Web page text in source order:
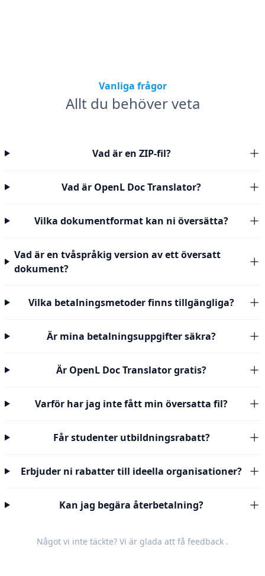
Vanliga frågor
Allt du behöver veta
Vad är en ZIP-fil?
Vad är OpenL Doc Translator?
Vilka dokumentformat kan ni översätta?
Vad är en tvåspråkig version av ett översatt
dokument?
Vilka betalningsmetoder finns tillgängliga?
Är mina betalningsuppgifter säkra?
Är OpenL Doc Translator gratis?
Varför har jag inte fått min översatta fil?
Får studenter utbildningsrabatt?
Erbjuder ni rabatter till ideella organisationer?
Kan jag begära återbetalning?
Något vi inte täckte? Vi är glada att få feedback .